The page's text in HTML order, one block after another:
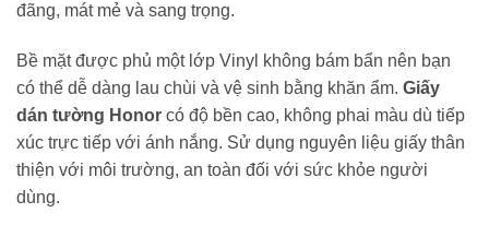
đãng, mát mẻ và sang trọng.
Bề mặt được phủ một lớp Vinyl không bám bẩn nên bạn
có thể dễ dàng lau chùi và vệ sinh bằng khăn ẩm. Giấy
dán tường Honor có độ bền cao, không phai màu dù tiếp
xúc trực tiếp với ánh nắng. Sử dụng nguyên liệu giấy thân
thiện với môi trường, an toàn đối với sức khỏe người
dùng.